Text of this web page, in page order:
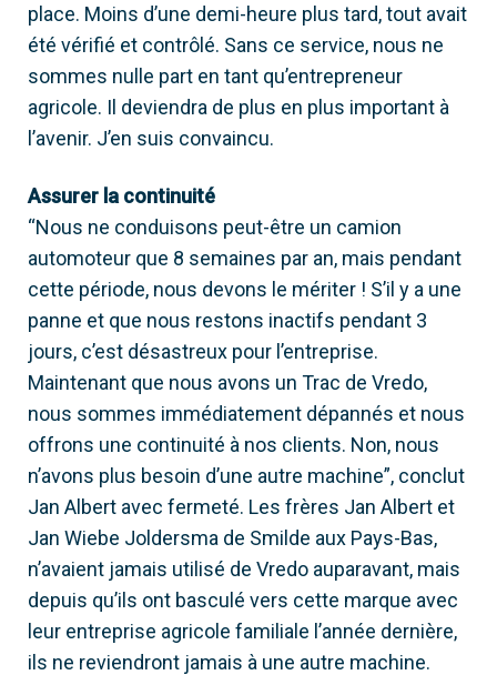
place. Moins d’une demi-heure plus tard, tout avait
été vérifié et contrôlé. Sans ce service, nous ne
sommes nulle part en tant qu’entrepreneur
agricole. Il deviendra de plus en plus important à
l’avenir. J’en suis convaincu.
Assurer la continuité
“Nous ne conduisons peut-être un camion
automoteur que 8 semaines par an, mais pendant
cette période, nous devons le mériter ! S’il y a une
panne et que nous restons inactifs pendant 3
jours, c’est désastreux pour l’entreprise.
Maintenant que nous avons un Trac de Vredo,
nous sommes immédiatement dépannés et nous
offrons une continuité à nos clients. Non, nous
n’avons plus besoin d’une autre machine”, conclut
Jan Albert avec fermeté. Les frères Jan Albert et
Jan Wiebe Joldersma de Smilde aux Pays-Bas,
n’avaient jamais utilisé de Vredo auparavant, mais
depuis qu’ils ont basculé vers cette marque avec
leur entreprise agricole familiale l’année dernière,
ils ne reviendront jamais à une autre machine.